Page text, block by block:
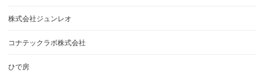
株式会社ジュンレオ
コナテックラボ株式会社
ひで房